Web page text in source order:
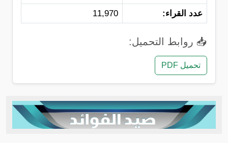
عدد القراء:
11,970
📥 روابط التحميل:
تحميل PDF